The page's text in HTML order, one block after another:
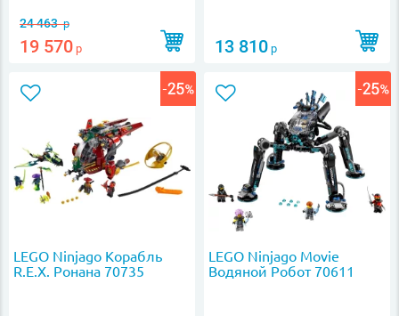
24 463р
19 570 р 13 810 р
LEGO Ninjago Корабль
R.E.X. Ронана 70735
LEGO Ninjago Movie
Водяной Робот 70611